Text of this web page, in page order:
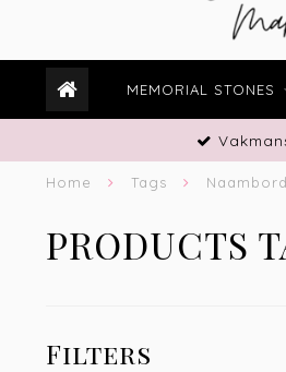
MEMORIAL STONES
Home Tags Naambord
PRODUCTS
Filters